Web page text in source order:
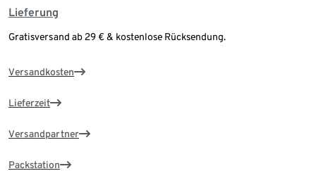
Lieferung
Gratisversand ab 29 € & kostenlose Rücksendung.
Versandkosten
Lieferzeit
Versandpartner
Packstation